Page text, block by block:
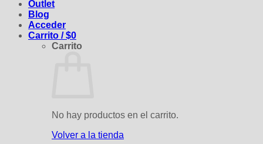
Outlet
Blog
Acceder
Carrito / $0
Carrito
No hay productos en el carrito.
Volver a la tienda